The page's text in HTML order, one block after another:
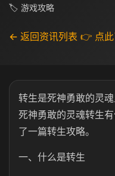
🏷 游戏攻略
← 返回资讯列表 👉 点此
转生是死神勇敢的灵
死神勇敢的灵魂转生
了一篇转生攻略。
一、 什么是转生